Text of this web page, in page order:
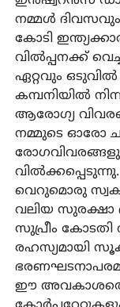
നമ്മള്‍ ദിവസവും
കോടി
വില്‍പ്പനക്ക്
ഏറ്റവും
കമ്പനിയില്‍
ആരോഗ്യ
നമ്മുടെ ഓരോ
വെറുമൊരു
വലിയ സുരക്ഷാ
സുപ്രീം കോടതി
രഹസ്യമായി
ഈ